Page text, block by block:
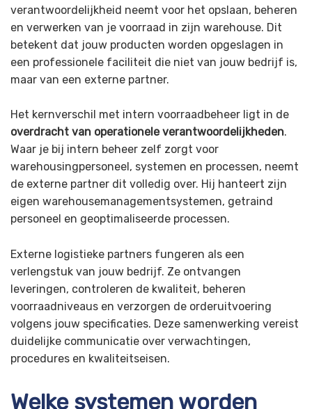
verantwoordelijkheid neemt voor het opslaan, beheren
en verwerken van je voorraad in zijn warehouse. Dit
betekent dat jouw producten worden opgeslagen in
een professionele faciliteit die niet van jouw bedrijf is,
maar van een externe partner.
Het kernverschil met intern voorraadbeheer ligt in de
overdracht van operationele verantwoordelijkheden.
Waar je bij intern beheer zelf zorgt voor
warehousingpersoneel, systemen en processen, neemt
de externe partner dit volledig over. Hij hanteert zijn
eigen warehousemanagementsystemen, getraind
personeel en geoptimaliseerde processen.
Externe logistieke partners fungeren als een
verlengstuk van jouw bedrijf. Ze ontvangen
leveringen, controleren de kwaliteit, beheren
voorraadniveaus en verzorgen de orderuitvoering
volgens jouw specificaties. Deze samenwerking vereist
duidelijke communicatie over verwachtingen,
procedures en kwaliteitseisen.
Welke systemen worden